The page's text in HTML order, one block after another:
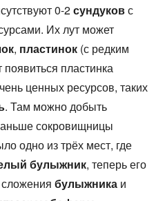
0-2сундуковс
Их лут может
, пластинок (с редким
пластинка
ценных ресурсов, таких
. Там можно добыть
сокровищницы
одно из трёх мест, где
булыжник, теперь его
булыжника и